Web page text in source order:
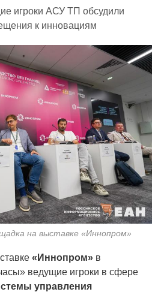
игроки АСУ ТП обсудили
к инновациям
на выставке «Иннопром»
«Иннопром» в
ведущие игроки в сфере
управления